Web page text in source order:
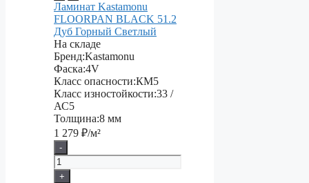
Ламинат Kastamonu
FLOORPAN BLACK 51.2
Дуб Горный Светлый
На складе
Бренд:Kastamonu
Фаска:4V
Класс опасности:КМ5
Класс изностойкости:33 /
АС5
Толщина:8 мм
1 279 ₽/м²
-
+